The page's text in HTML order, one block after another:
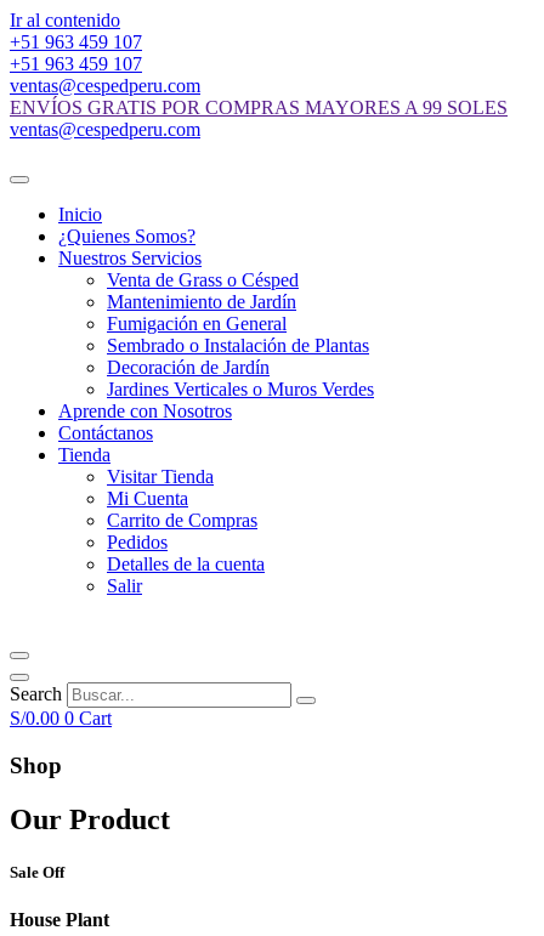
Ir al contenido
+51 963 459 107
+51 963 459 107
ventas@cespedperu.com
ENVÍOS GRATIS POR COMPRAS MAYORES A 99 SOLES
ventas@cespedperu.com
Inicio
¿Quienes Somos?
Nuestros Servicios
Venta de Grass o Césped
Mantenimiento de Jardín
Fumigación en General
Sembrado o Instalación de Plantas
Decoración de Jardín
Jardines Verticales o Muros Verdes
Aprende con Nosotros
Contáctanos
Tienda
Visitar Tienda
Mi Cuenta
Carrito de Compras
Pedidos
Detalles de la cuenta
Salir
Search
S/0.00 0 Cart
Shop
Our Product
Sale Off
House Plant